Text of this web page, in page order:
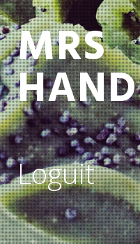
MRS
Loguit